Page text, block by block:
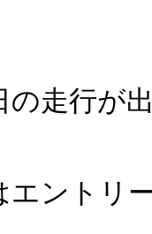
走行が
エントリ